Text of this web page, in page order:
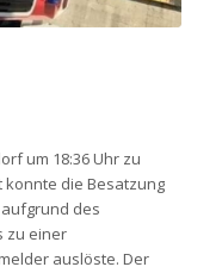
um 18:36 Uhr zu
konnte die Besatzung
aufgrund des
zu einer
auslöste. Der